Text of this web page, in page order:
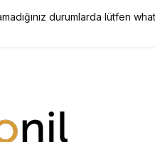
durumlarda lütfen